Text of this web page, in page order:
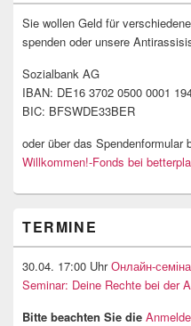
Sie wollen Geld für
spenden oder unsere
Sozialbank AG
IBAN: DE16 3702 0500 0001
BIC: BFSWDE33BER
oder über das Spendenformular
Willkommen!-Fonds bei
TERMINE
30.04. 17:00 UhrОнлайн-
Seminar: Deine Rechte bei der
Bitte beachten Sie die